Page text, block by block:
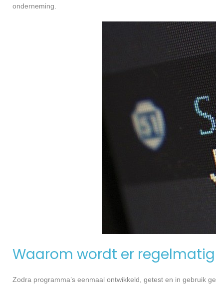
onderneming.
Waarom wordt er
Zodra programma’s eenmaal ontwikkeld, getest en in gebruik